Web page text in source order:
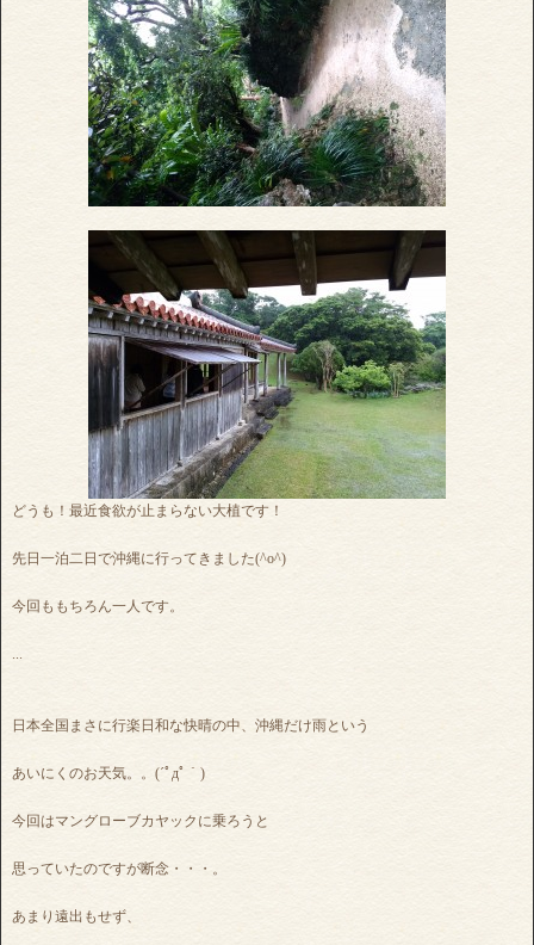
どうも！最近食欲が止まらない大植です！
先日一泊二日で沖縄に行ってきました(^o^)
今回ももちろん一人です。
...
日本全国まさに行楽日和な快晴の中、沖縄だけ雨という
あいにくのお天気。。(´ﾟдﾟ｀)
今回はマングローブカヤックに乗ろうと
思っていたのですが断念・・・。
あまり遠出もせず、